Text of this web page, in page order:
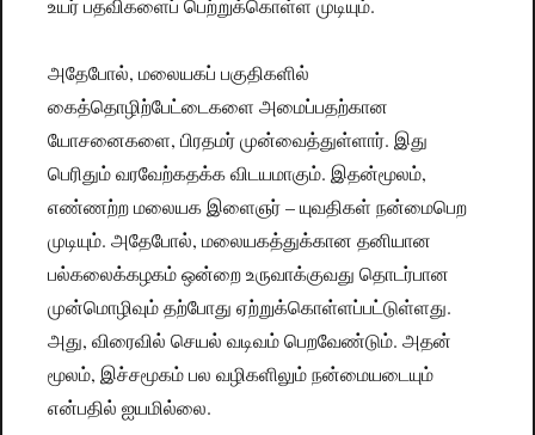
உயர் பதவிகளைப் பெற்றுக்கொள்ள முடியும்.
அதேபோல், மலையகப் பகுதிகளில்
கைத்தொழிற்பேட்டைகளை அமைப்பதற்கான
யோசனைகளை, பிரதமர் முன்வைத்துள்ளார். இது
பெரிதும் வரவேற்கதக்க விடயமாகும். இதன்மூலம்,
எண்ணற்ற மலையக இளைஞர் – யுவதிகள் நன்மைபெற
முடியும். அதேபோல், மலையகத்துக்கான தனியான
பல்கலைக்கழகம் ஒன்றை உருவாக்குவது தொடர்பான
முன்மொழிவும் தற்போது ஏற்றுக்கொள்ளப்பட்டுள்ளது.
அது, விரைவில் செயல் வடிவம் பெறவேண்டும். அதன்
மூலம், இச்சமூகம் பல வழிகளிலும் நன்மையடையும்
என்பதில் ஐயமில்லை.